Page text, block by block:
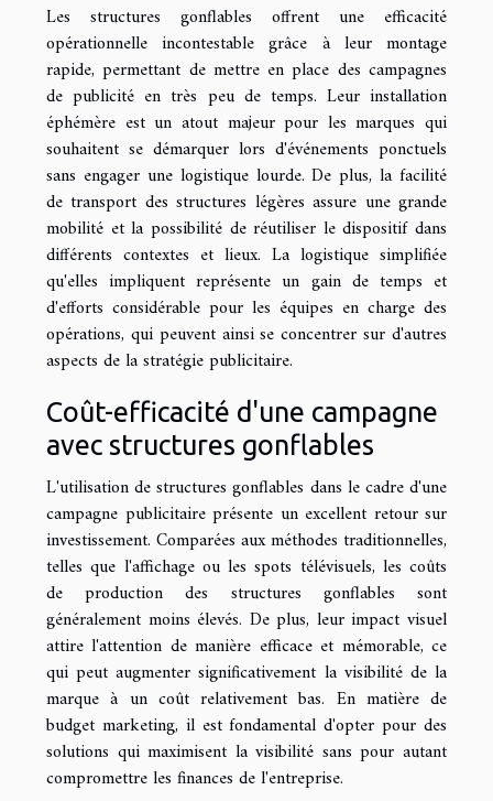
Les structures gonflables offrent une efficacité
opérationnelle incontestable grâce à leur montage
rapide, permettant de mettre en place des campagnes
de publicité en très peu de temps. Leur installation
éphémère est un atout majeur pour les marques qui
souhaitent se démarquer lors d'événements ponctuels
sans engager une logistique lourde. De plus, la facilité
de transport des structures légères assure une grande
mobilité et la possibilité de réutiliser le dispositif dans
différents contextes et lieux. La logistique simplifiée
qu'elles impliquent représente un gain de temps et
d'efforts considérable pour les équipes en charge des
opérations, qui peuvent ainsi se concentrer sur d'autres
aspects de la stratégie publicitaire.
Coût-efficacité d'une campagne
avec structures gonflables
L'utilisation de structures gonflables dans le cadre d'une
campagne publicitaire présente un excellent retour sur
investissement. Comparées aux méthodes traditionnelles,
telles que l'affichage ou les spots télévisuels, les coûts
de production des structures gonflables sont
généralement moins élevés. De plus, leur impact visuel
attire l'attention de manière efficace et mémorable, ce
qui peut augmenter significativement la visibilité de la
marque à un coût relativement bas. En matière de
budget marketing, il est fondamental d'opter pour des
solutions qui maximisent la visibilité sans pour autant
compromettre les finances de l'entreprise.